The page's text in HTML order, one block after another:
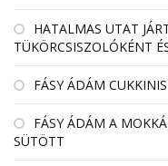
HATALMAS UTAT
TÜKÖRCSISZOLÓKÉNT
FÁSY ÁDÁM
FÁSY ÁDÁM A
SÜTÖTT